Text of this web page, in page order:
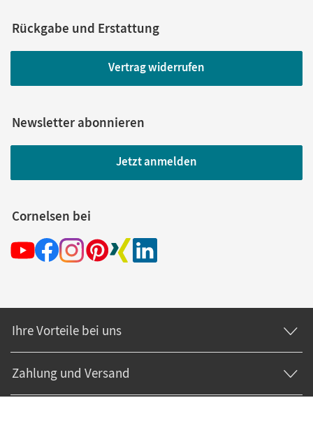
Rückgabe und Erstattung
Vertrag widerrufen
Newsletter abonnieren
Jetzt anmelden
Cornelsen bei
Ihre Vorteile bei uns
Zahlung und Versand